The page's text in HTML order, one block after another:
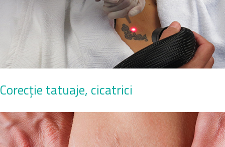
Corecție tatuaje, cicatrici